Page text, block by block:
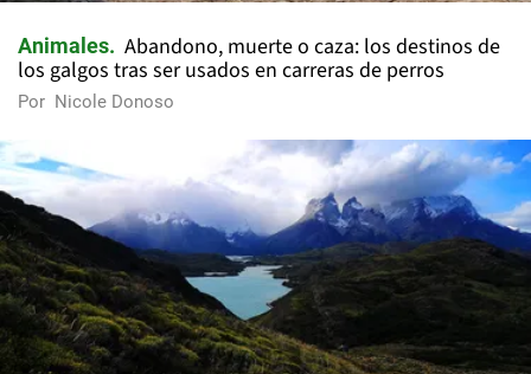
Animales
Abandono, muerte o caza: los destinos de
los galgos tras ser usados en carreras de perros
Por Nicole Donoso